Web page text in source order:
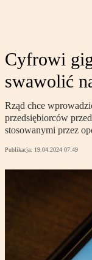
Cyfrowi
swawolić
Rząd chce
przedsiębiorców
stosowanymi przez
Publikacja: 19.04.2024 07:49